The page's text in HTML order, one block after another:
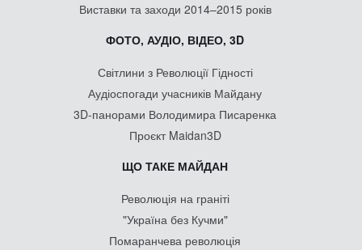
Виставки та заходи 2014–2015 років
ФОТО, АУДІО, ВІДЕО, 3D
Світлини з Революції Гідності
Аудіоспогади учасників Майдану
3D-панорами Володимира Писаренка
Проєкт Maidan3D
ЩО ТАКЕ МАЙДАН
Революція на граніті
"Україна без Кучми"
Помаранчева революція